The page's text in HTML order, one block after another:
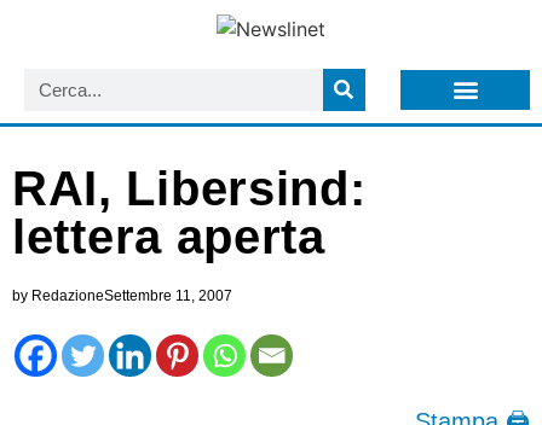
RAI, Libersind:
lettera aperta
by RedazioneSettembre 11, 2007